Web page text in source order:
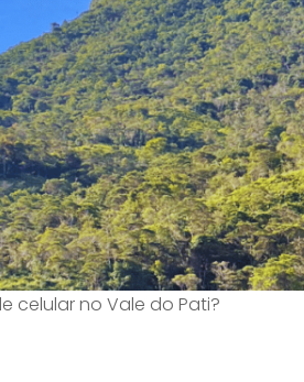
celular no Vale do Pati?